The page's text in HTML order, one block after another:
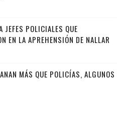
JEFES POLICIALES QUE
EN LA APREHENSIÓN DE NALLAR
MÁS QUE POLICÍAS, ALGUNOS